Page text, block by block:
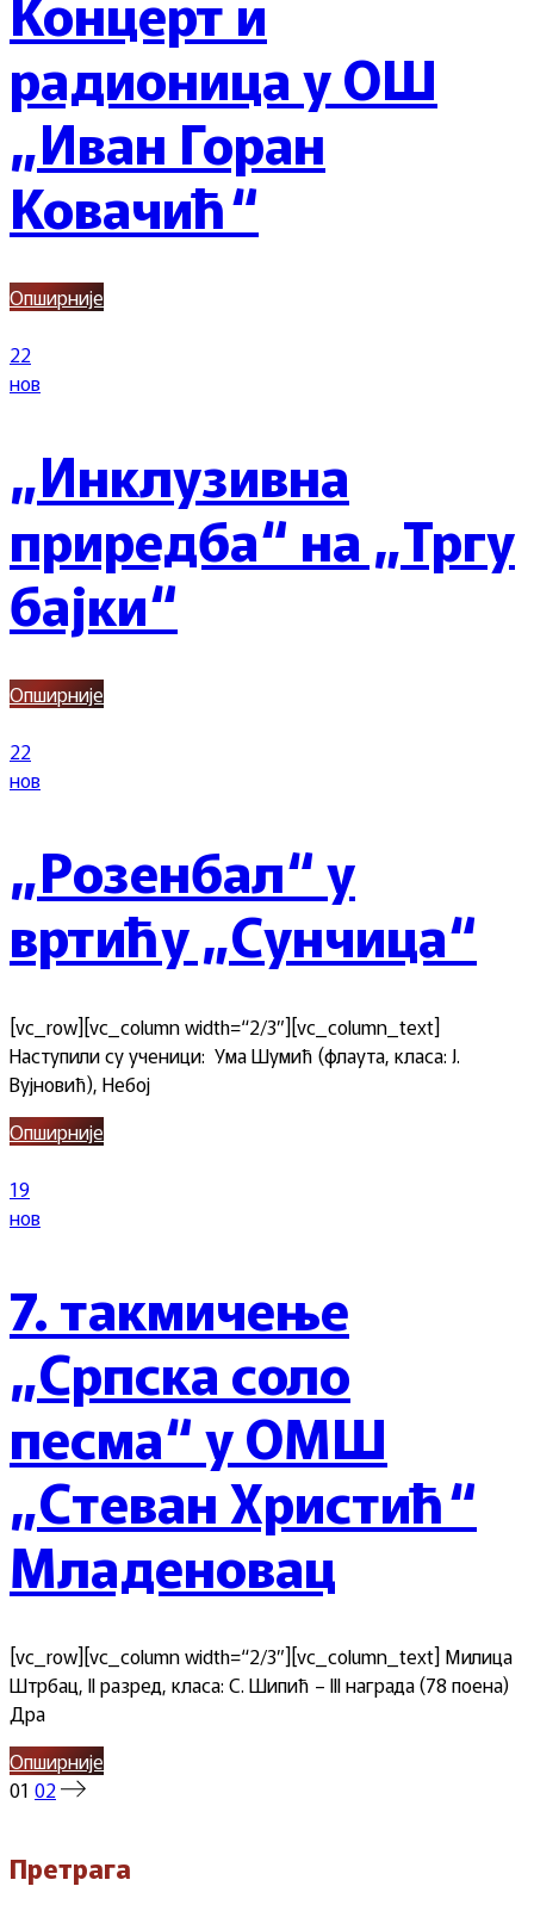
радионица у ОШ
„Иван Горан
Ковачић“
Опширније
22
нов
„Инклузивна
приредба“ на „Тргу
бајки“
Опширније
22
нов
„Розенбал“ у
вртићу „Сунчица“
[vc_row][vc_column width=“2/3″][vc_column_text]
Наступили су ученици: Ума Шумић (флаута, класа: Ј.
Вујновић), Небој
Опширније
19
нов
7. такмичење
„Српска соло
песма“ у ОМШ
„Стеван Христић“
Младеновац
[vc_row][vc_column width=“2/3″][vc_column_text] Милица
Штрбац, II разред, класа: С. Шипић – III награда (78 поена)
Дра
Опширније
Пагинација
чланака
01 02
Претрага